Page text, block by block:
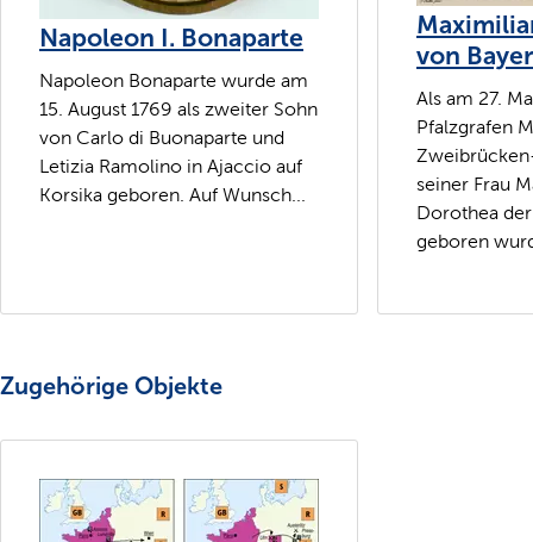
Napoleon I. Bonaparte
Napoleon Bonaparte wurde am
15. August 1769 als zweiter Sohn
von Carlo di Buonaparte und
Letizia Ramolino in Ajaccio auf
Korsika geboren. Auf Wunsch...
von
Als am 27.
Pfalzgrafen
seiner Frau
Dorothea
geboren
Zugehörige Objekte